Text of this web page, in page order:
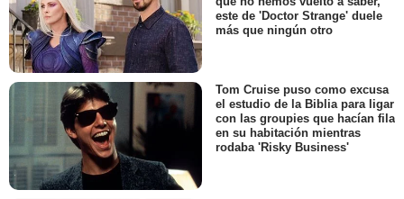
este de 'Doctor Strange' duele
más que ningún otro
Tom Cruise puso como excusa
el estudio de la Biblia para ligar
con las groupies que hacían fila
en su habitación mientras
rodaba 'Risky Business'